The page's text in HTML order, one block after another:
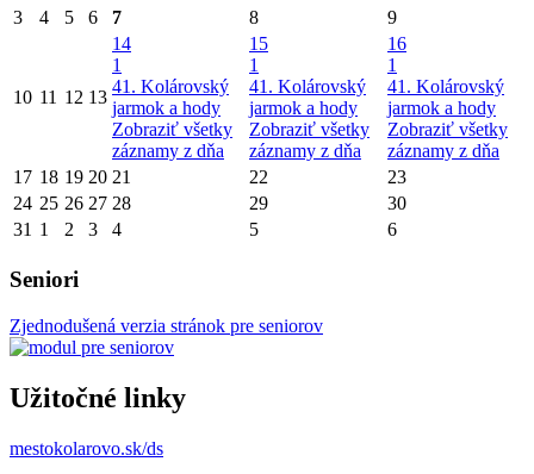
3
4 5 6 7 8 9
10 11 12 13
14
1
41. Kolárovský
jarmok a hody
Zobraziť všetky
záznamy z dňa
15
1
41. Kolárovský
jarmok a hody
Zobraziť všetky
záznamy z dňa
16
1
41. Kolárovský
jarmok a hody
Zobraziť všetky
záznamy z dňa
17 18 19 20 21 22
23
24 25 26 27 28 29
30
31 1 2 3 4 5 6
Seniori
Zjednodušená verzia stránok pre seniorov
Užitočné linky
mestokolarovo.sk/ds